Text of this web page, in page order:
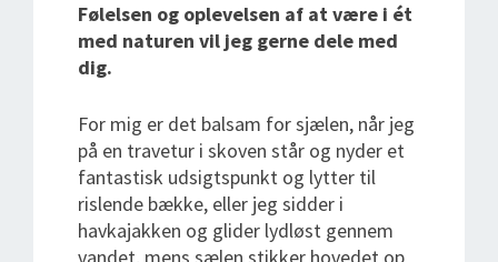
Følelsen og oplevelsen af at være i ét
med naturen vil jeg gerne dele med
dig.
For mig er det balsam for sjælen, når jeg
på en travetur i skoven står og nyder et
fantastisk udsigtspunkt og lytter til
rislende bække, eller jeg sidder i
havkajakken og glider lydløst gennem